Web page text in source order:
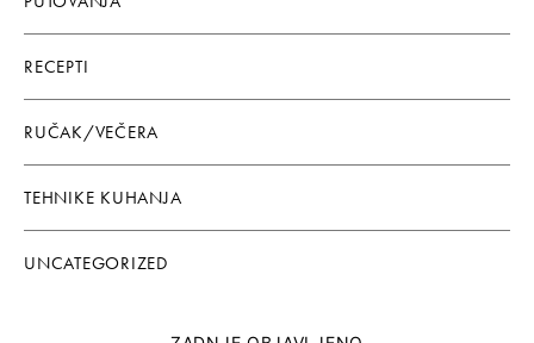
RECEPTI
RUČAK/VEČERA
TEHNIKE KUHANJA
UNCATEGORIZED